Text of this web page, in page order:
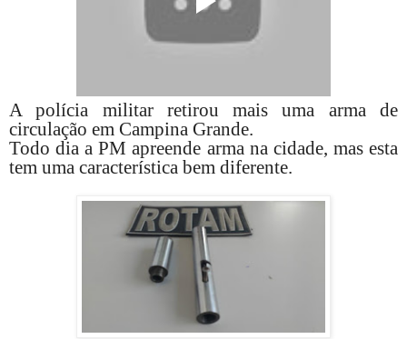
A polícia militar retirou mais uma arma de
circulação em Campina Grande.
Todo dia a PM apreende arma na cidade, mas esta
tem uma característica bem diferente.